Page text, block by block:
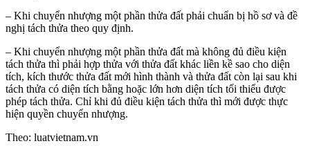
– Khi chuyển nhượng một phần thửa đất phải chuẩn bị hồ sơ và đề
nghị tách thửa theo quy định.
– Khi chuyển nhượng một phần thửa đất mà không đủ điều kiện
tách thửa thì phải hợp thửa với thửa đất khác liền kề sao cho diện
tích, kích thước thửa đất mới hình thành và thửa đất còn lại sau khi
tách thửa có diện tích bằng hoặc lớn hơn diện tích tối thiểu được
phép tách thửa. Chỉ khi đủ điều kiện tách thửa thì mới được thực
hiện quyền chuyển nhượng.
Theo: luatvietnam.vn